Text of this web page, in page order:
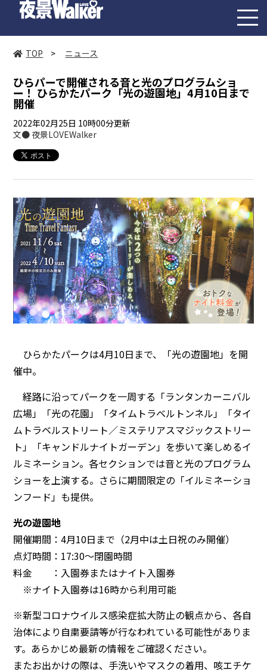
TOP > ニュース
ひらパーで開催される音と光のプログラムショ
ー！ ひらかたパーク「光の遊園地」4月10日まで
開催
2022年02月25日 10時00分更新
文● 夜景LOVEWalker
ひらかたパークは4月10日まで、「光の遊園地」を開
催中。
経路に沿ってパークを一周する「ランタンカーニバル
広場」「光の花園」「タイムトラベルトンネル」「タイ
ムトラベルストリート／ミステリアスマジックストリー
ト」「キャンドルナイトガーデン」を歩いて楽しめるイ
ルミネーション。各セクションでは音と光のプログラム
ショーを上演する。さらに期間限定の「イルミネーショ
ンフード」も提供。
光の遊園地
開催期間：4月10日まで（2月中は土日祝のみ開催）
点灯時間：17:30～閉園時間
料金 ：入園券またはナイト入園券
※ナイト入園券は16時から利用可能
※新型コロナウイルス感染症拡大防止の観点から、各自
治体により自粛要請等が行なわれている可能性がありま
す。あらかじめ最新の情報をご確認ください。
またお出かけの際は、手洗いやマスクの着用、咳エチケ